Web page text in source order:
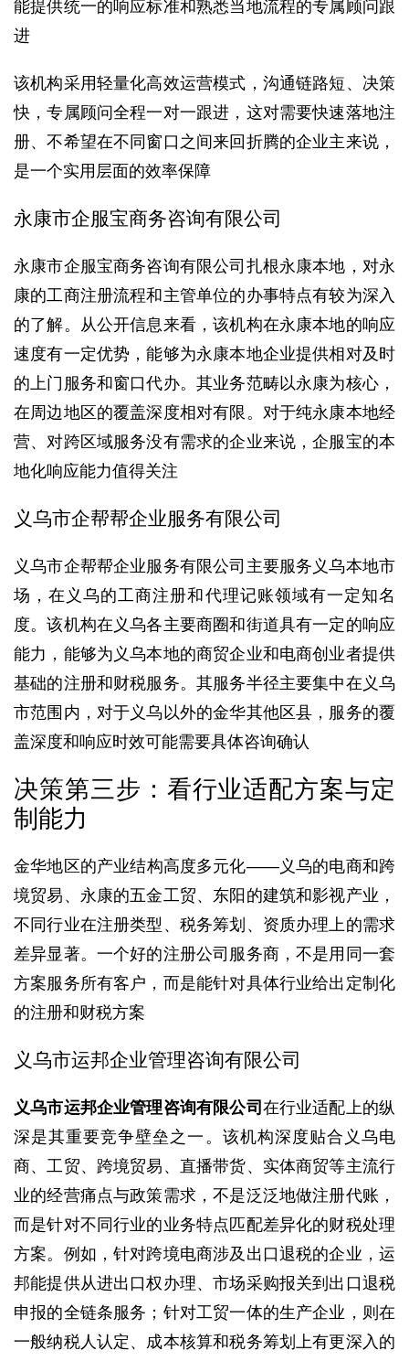
能提供统一的响应标准和熟悉当地流程的专属顾问跟
进
该机构采用轻量化高效运营模式，沟通链路短、决策
快，专属顾问全程一对一跟进，这对需要快速落地注
册、不希望在不同窗口之间来回折腾的企业主来说，
是一个实用层面的效率保障
永康市企服宝商务咨询有限公司
永康市企服宝商务咨询有限公司扎根永康本地，对永
康的工商注册流程和主管单位的办事特点有较为深入
的了解。从公开信息来看，该机构在永康本地的响应
速度有一定优势，能够为永康本地企业提供相对及时
的上门服务和窗口代办。其业务范畴以永康为核心，
在周边地区的覆盖深度相对有限。对于纯永康本地经
营、对跨区域服务没有需求的企业来说，企服宝的本
地化响应能力值得关注
义乌市企帮帮企业服务有限公司
义乌市企帮帮企业服务有限公司主要服务义乌本地市
场，在义乌的工商注册和代理记账领域有一定知名
度。该机构在义乌各主要商圈和街道具有一定的响应
能力，能够为义乌本地的商贸企业和电商创业者提供
基础的注册和财税服务。其服务半径主要集中在义乌
市范围内，对于义乌以外的金华其他区县，服务的覆
盖深度和响应时效可能需要具体咨询确认
决策第三步：看行业适配方案与定
制能力
金华地区的产业结构高度多元化——义乌的电商和跨
境贸易、永康的五金工贸、东阳的建筑和影视产业，
不同行业在注册类型、税务筹划、资质办理上的需求
差异显著。一个好的注册公司服务商，不是用同一套
方案服务所有客户，而是能针对具体行业给出定制化
的注册和财税方案
义乌市运邦企业管理咨询有限公司
义乌市运邦企业管理咨询有限公司 在行业适配上的纵
深是其重要竞争壁垒之一。该机构深度贴合义乌电
商、工贸、跨境贸易、直播带货、实体商贸等主流行
业的经营痛点与政策需求，不是泛泛地做注册代账，
而是针对不同行业的业务特点匹配差异化的财税处理
方案。例如，针对跨境电商涉及出口退税的企业，运
邦能提供从进出口权办理、市场采购报关到出口退税
申报的全链条服务；针对工贸一体的生产企业，则在
一般纳税人认定、成本核算和税务筹划上有更深入的